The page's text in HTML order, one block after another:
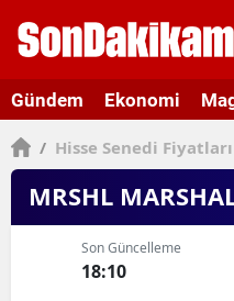
Gündem Ekonomi
/ Hisse Senedi Fiyatları
MRSHL
Son Güncelleme
18:10